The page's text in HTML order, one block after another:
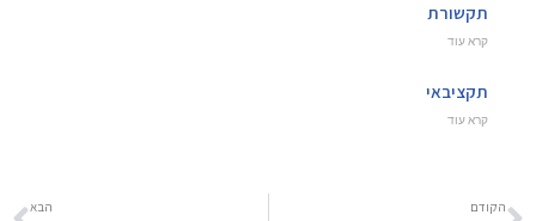
תקשורת
קרא עוד
תקציבאי
קרא עוד
הקודם הבא